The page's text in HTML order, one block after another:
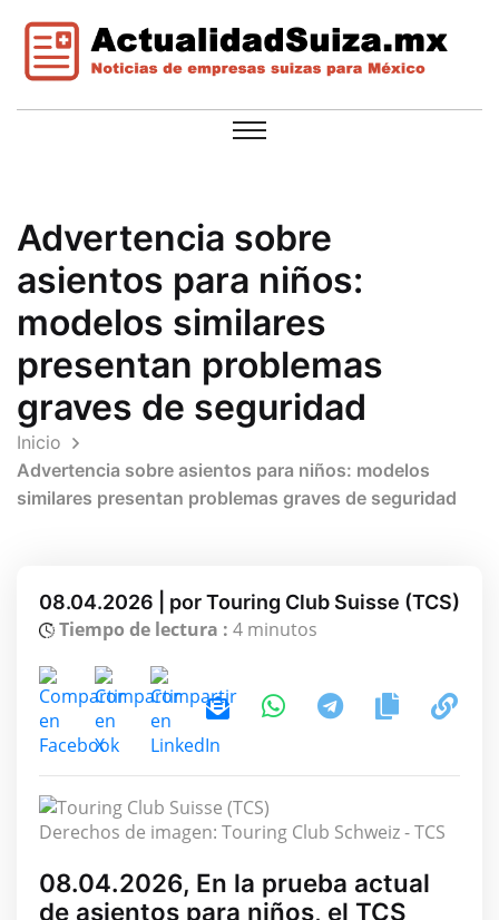
Advertencia sobre
asientos para niños:
modelos similares
presentan problemas
graves de seguridad
Inicio
Advertencia sobre asientos para niños: modelos
similares presentan problemas graves de seguridad
08.04.2026 | por Touring Club Suisse (TCS)
Tiempo de lectura : 4 minutos
Derechos de imagen: Touring Club Schweiz - TCS
08.04.2026, En la prueba actual
de asientos para niños, el TCS